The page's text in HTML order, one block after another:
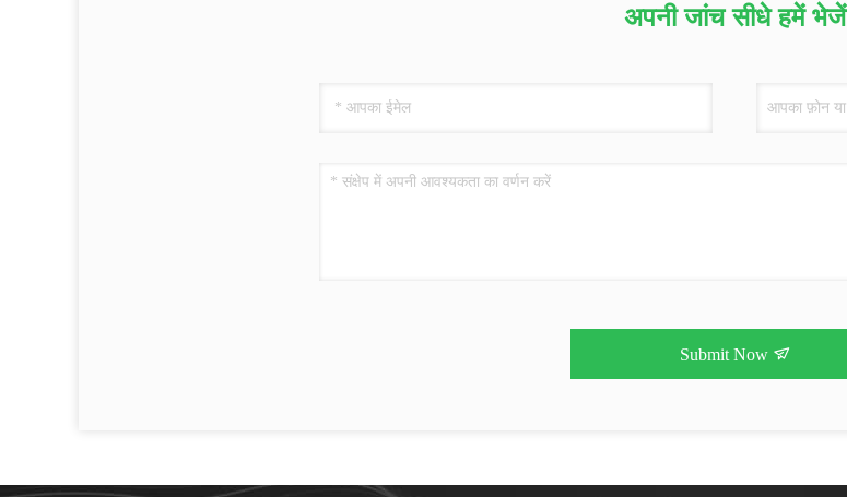
अपनी जांच सीधे हमें भेजें
Submit Now